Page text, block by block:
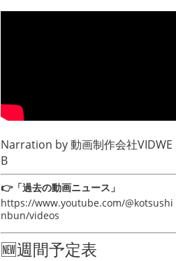
Narration by動画制作会社VIDWE
B
👉「過去の動画ニュース」
https://www.youtube.com/@kotsushi
nbun/videos
🆕週間予定表